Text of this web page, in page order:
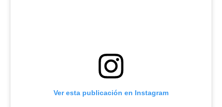
Ver esta publicación en Instagram